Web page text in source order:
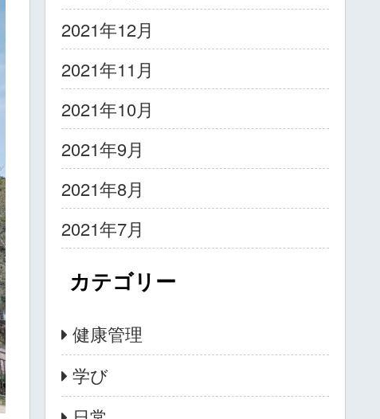
2021年12月
2021年11月
2021年10月
2021年9月
2021年8月
2021年7月
カテゴリー
健康管理
学び